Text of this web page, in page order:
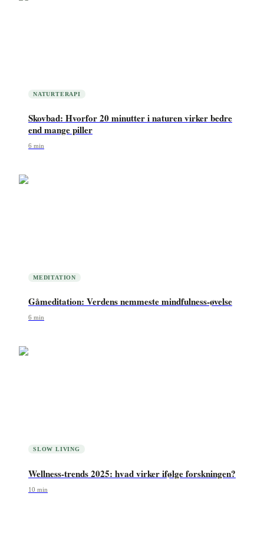
NATURTERAPI
Skovbad: Hvorfor 20 minutter i naturen virker bedre
end mange piller
6 min
MEDITATION
Gåmeditation: Verdens nemmeste mindfulness-øvelse
6 min
SLOW LIVING
Wellness-trends 2025: hvad virker ifølge forskningen?
10 min